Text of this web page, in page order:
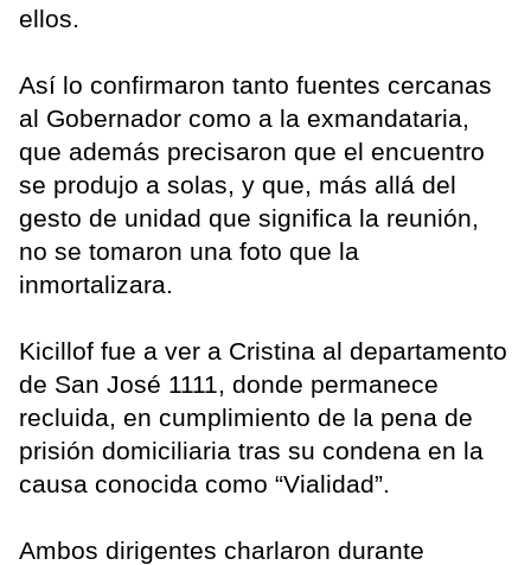
ellos.
Así lo confirmaron tanto fuentes cercanas
al Gobernador como a la exmandataria,
que además precisaron que el encuentro
se produjo a solas, y que, más allá del
gesto de unidad que significa la reunión,
no se tomaron una foto que la
inmortalizara.
Kicillof fue a ver a Cristina al departamento
de San José 1111, donde permanece
recluida, en cumplimiento de la pena de
prisión domiciliaria tras su condena en la
causa conocida como “Vialidad”.
Ambos dirigentes charlaron durante